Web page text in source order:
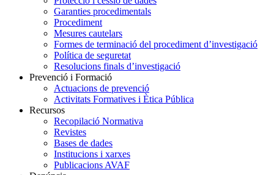
Garanties procedimentals
Procediment
Mesures cautelars
Formes de terminació del procediment d’investigació
Política de seguretat
Resolucions finals d’investigació
Prevenció i Formació
Actuacions de prevenció
Activitats Formatives i Ètica Pública
Recursos
Recopilació Normativa
Revistes
Bases de dades
Institucions i xarxes
Publicacions AVAF